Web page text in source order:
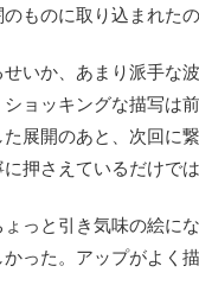
ものに取り込まれた
いか、あまり派手な
ョッキングな描写は
展開のあと、次回に
押さえているだけで
っと引き気味の絵に
った。アップがよく